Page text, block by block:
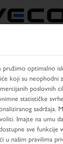
pružimo optimalno
koji su neophodni
poslovnih
statističke
sadržaja.
Imajte na umu
sve funkcije
u našim pravilima